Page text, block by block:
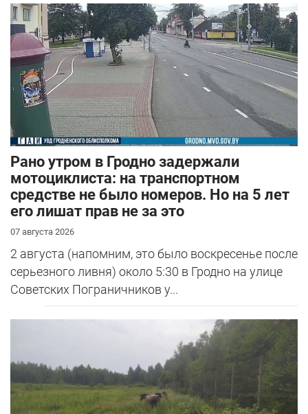
Рано утром в Гродно задержали
мотоциклиста: на транспортном
средстве не было номеров. Но на 5 лет
его лишат прав не за это
07 августа 2026
2 августа (напомним, это было воскресенье после
серьезного ливня) около 5:30 в Гродно на улице
Советских Пограничников у...